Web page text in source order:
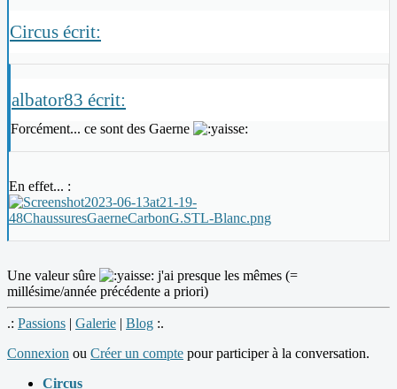
Circus écrit:
albator83 écrit:
Forcément... ce sont des Gaerne
En effet... :
Une valeur sûre
j'ai presque les mêmes (=
millésime/année précédente a priori)
.: Passions | Galerie | Blog :.
Connexion ou Créer un compte pour participer à la conversation.
Circus